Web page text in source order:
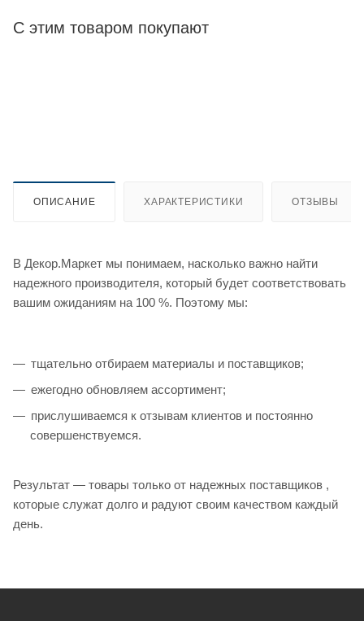
С этим товаром покупают
ОПИСАНИЕ ХАРАКТЕРИСТИКИ ОТЗЫВЫ
В Декор.Маркет мы понимаем, насколько важно найти
надежного производителя, который будет соответствовать
вашим ожиданиям на 100 %. Поэтому мы:
тщательно отбираем материалы и поставщиков;
ежегодно обновляем ассортимент;
прислушиваемся к отзывам клиентов и постоянно
совершенствуемся.
Результат — товары только от надежных поставщиков ,
которые служат долго и радуют своим качеством каждый
день.